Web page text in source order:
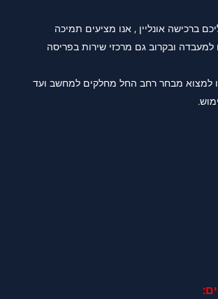
ברכישה אונליין , אנו מציעים תמיכה
למעבדה ובקרוב גם מרכזי שירות בפריסה
למצוא מבחר רחב החל מחלקים למחשב ועד